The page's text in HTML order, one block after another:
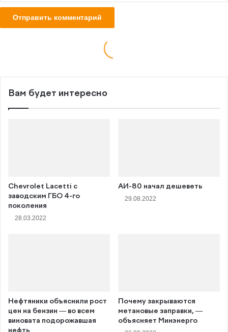
Вам будет интересно
Chevrolet Lacetti с
заводским ГБО 4-го
поколения
28.03.2022
АИ-80 начал дешеветь
29.08.2022
Нефтяники объяснили рост
цен на бензин — во всем
виновата подорожавшая
нефть
Почему закрываются
метановые заправки, —
объясняет Минэнерго